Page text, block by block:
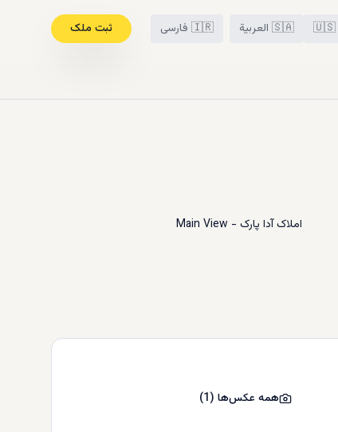
🇺🇸
🇸🇦 العربية 🇮🇷 فارسی ثبت ملک
همه عکس‌ها(
1
)